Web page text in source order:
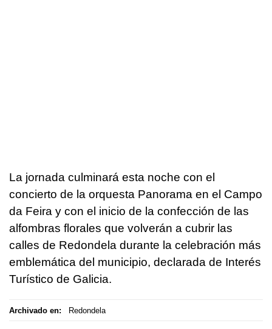
La jornada culminará esta noche con el
concierto de la orquesta Panorama en el Campo
da Feira y con el inicio de la confección de las
alfombras florales que volverán a cubrir las
calles de Redondela durante la celebración más
emblemática del municipio, declarada de Interés
Turístico de Galicia.
Archivado en: Redondela